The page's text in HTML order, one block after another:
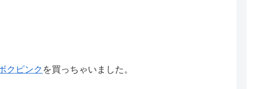
クピンク を買っちゃいました。